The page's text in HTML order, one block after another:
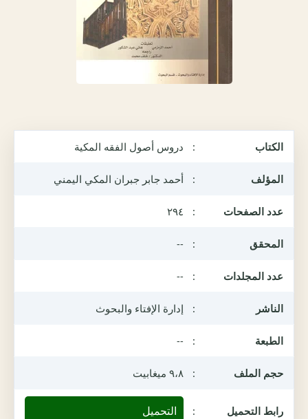
الكتاب : دروس أصول الفقه المكية
المؤلف : أحمد جابر جبران المكي اليمني
عدد الصفحات : ٢٩٤
المحقق :
--
عدد المجلدات :
--
الناشر : إدارة الإفتاء والبحوث
الطبعة :
--
حجم الملف : ٩،٨ ميغابيت
رابط التحميل : التحميل